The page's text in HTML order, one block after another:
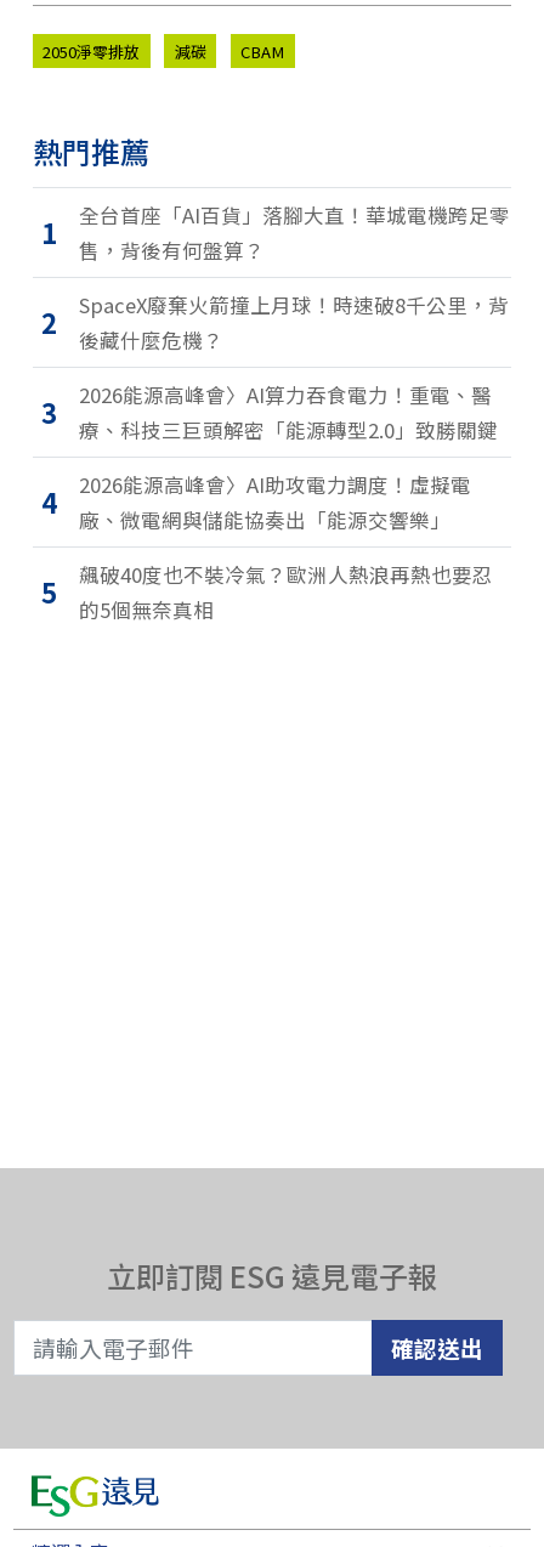
2050淨零排放 減碳 CBAM
熱門推薦
1
全台首座「AI百貨」落腳大直！華城電機跨足零
售，背後有何盤算？
2
SpaceX廢棄火箭撞上月球！時速破8千公里，背
後藏什麼危機？
3
2026能源高峰會〉AI算力吞食電力！重電、醫
療、科技三巨頭解密「能源轉型2.0」致勝關鍵
4
2026能源高峰會〉AI助攻電力調度！虛擬電
廠、微電網與儲能協奏出「能源交響樂」
5
飆破40度也不裝冷氣？歐洲人熱浪再熱也要忍
的5個無奈真相
立即訂閱 ESG 遠見電子報
確認送出